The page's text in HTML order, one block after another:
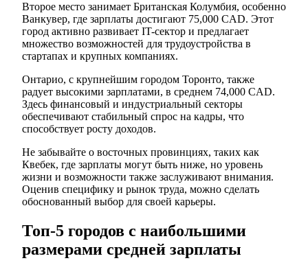
Второе место занимает Британская Колумбия, особенно
Ванкувер, где зарплаты достигают 75,000 CAD. Этот
город активно развивает IT-сектор и предлагает
множество возможностей для трудоустройства в
стартапах и крупных компаниях.
Онтарио, с крупнейшим городом Торонто, также
радует высокими зарплатами, в среднем 74,000 CAD.
Здесь финансовый и индустриальный секторы
обеспечивают стабильный спрос на кадры, что
способствует росту доходов.
Не забывайте о восточных провинциях, таких как
Квебек, где зарплаты могут быть ниже, но уровень
жизни и возможности также заслуживают внимания.
Оценив специфику и рынок труда, можно сделать
обоснованный выбор для своей карьеры.
Топ-5 городов с наибольшими
размерами средней зарплаты